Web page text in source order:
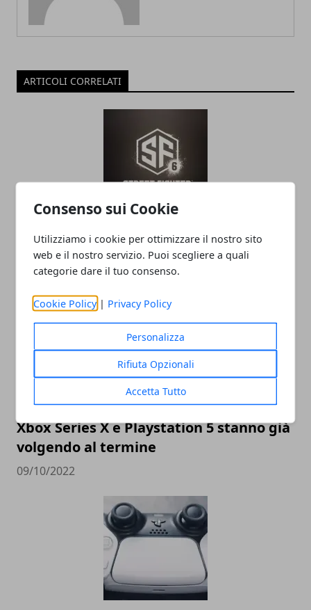
Consenso sui Cookie
Utilizziamo i cookie per ottimizzare il nostro sito
web e il nostro servizio. Puoi scegliere a quali
categorie dare il tuo consenso.
Cookie Policy | Privacy Policy
Personalizza
Rifiuta Opzionali
Accetta Tutto
ARTICOLI CORRELATI
L'editor di Street Fighter 6 crea
personaggi da incubo
09/10/2022
Xbox Series X e Playstation 5 stanno già
volgendo al termine
09/10/2022